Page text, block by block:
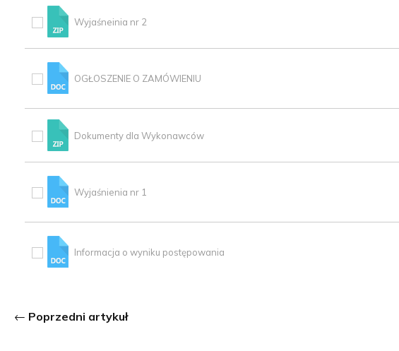
Wyjaśneinia nr 2
OGŁOSZENIE O ZAMÓWIENIU
Dokumenty dla Wykonawców
Wyjaśnienia nr 1
Informacja o wyniku postępowania
Poprzedni artykuł